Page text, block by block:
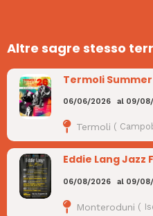
Altre sagre stesso
Termoli
06/06/2026 al 09/
Termoli (
Eddie Lang Jazz
06/08/2026 al 09/
Monteroduni (